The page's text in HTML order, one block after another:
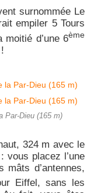
surnommée Le
empiler 5 Tours
d’une 6ème
Par-Dieu (165 m)
324 m avec le
vous placez l’une
d’antennes,
Eiffel, sans les